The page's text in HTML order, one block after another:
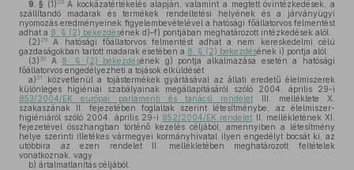
9. § (1) 28A kockázatértékelés alapján, valamint a megtett óvintézkedések, a
szállítandó madarak és termékek rendeltetési helyének és a járványügyi
nyomozás eredményeinek figyelembevételével a hatósági főállatorvos felmentést
adhat a 8. § (2) bekezdésének d)–f) pontjában meghatározott intézkedések alól.
(2) 29
A hatósági főállatorvos felmentést adhat a nem kereskedelmi célú
gazdaságokban tartott madarak esetében a 8. § (2) bekezdésének i) pontja alól.
(3) 30 A 8. § (2) bekezdésének g) pontja alkalmazása esetén a hatósági
főállatorvos engedélyezheti a tojások elküldését
a) 31
közvetlenül a tojástermékek gyártásával az állati eredetű élelmiszerek
különleges higiéniai szabályainak megállapításáról szóló 2004. április 29-i
853/2004/EK európai parlamenti és tanácsi rendelet III. melléklete X.
szakaszának II. fejezetében foglaltak szerint létesítménybe, az élelmiszer-
higiéniáról szóló 2004. április 29-i 852/2004/EK rendelet II. mellékletének XI.
fejezetével összhangban történő kezelés céljából, amennyiben a létesítmény
helye szerinti illetékes vármegyei kormányhivatal ilyen engedélyt bocsát ki, az
utóbbira az ezen rendelet II. mellékletében meghatározott feltételek
vonatkoznak, vagy
b) ártalmatlanítás céljából.